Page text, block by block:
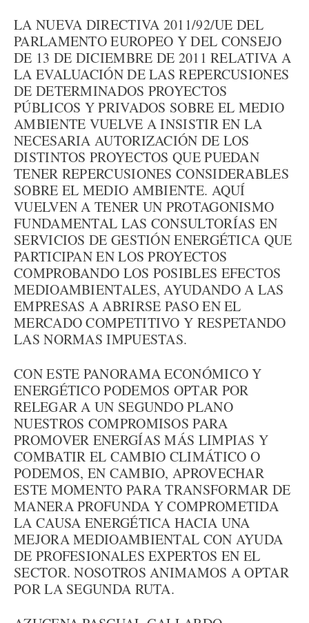
LA NUEVA DIRECTIVA 2011/92/UE DEL
PARLAMENTO EUROPEO Y DEL CONSEJO
DE 13 DE DICIEMBRE DE 2011 RELATIVA A
LA EVALUACIÓN DE LAS REPERCUSIONES
DE DETERMINADOS PROYECTOS
PÚBLICOS Y PRIVADOS SOBRE EL MEDIO
AMBIENTE VUELVE A INSISTIR EN LA
NECESARIA AUTORIZACIÓN DE LOS
DISTINTOS PROYECTOS QUE PUEDAN
TENER REPERCUSIONES CONSIDERABLES
SOBRE EL MEDIO AMBIENTE. AQUÍ
VUELVEN A TENER UN PROTAGONISMO
FUNDAMENTAL LAS CONSULTORÍAS EN
SERVICIOS DE GESTIÓN ENERGÉTICA QUE
PARTICIPAN EN LOS PROYECTOS
COMPROBANDO LOS POSIBLES EFECTOS
MEDIOAMBIENTALES, AYUDANDO A LAS
EMPRESAS A ABRIRSE PASO EN EL
MERCADO COMPETITIVO Y RESPETANDO
LAS NORMAS IMPUESTAS.
CON ESTE PANORAMA ECONÓMICO Y
ENERGÉTICO PODEMOS OPTAR POR
RELEGAR A UN SEGUNDO PLANO
NUESTROS COMPROMISOS PARA
PROMOVER ENERGÍAS MÁS LIMPIAS Y
COMBATIR EL CAMBIO CLIMÁTICO O
PODEMOS, EN CAMBIO, APROVECHAR
ESTE MOMENTO PARA TRANSFORMAR DE
MANERA PROFUNDA Y COMPROMETIDA
LA CAUSA ENERGÉTICA HACIA UNA
MEJORA MEDIOAMBIENTAL CON AYUDA
DE PROFESIONALES EXPERTOS EN EL
SECTOR. NOSOTROS ANIMAMOS A OPTAR
POR LA SEGUNDA RUTA.